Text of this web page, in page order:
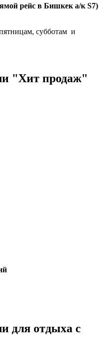
рейс в Бишкек а/к S7)
субботам и
"Хит продаж"
для отдыха с